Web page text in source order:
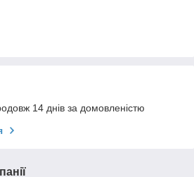
14 днів за домовленістю